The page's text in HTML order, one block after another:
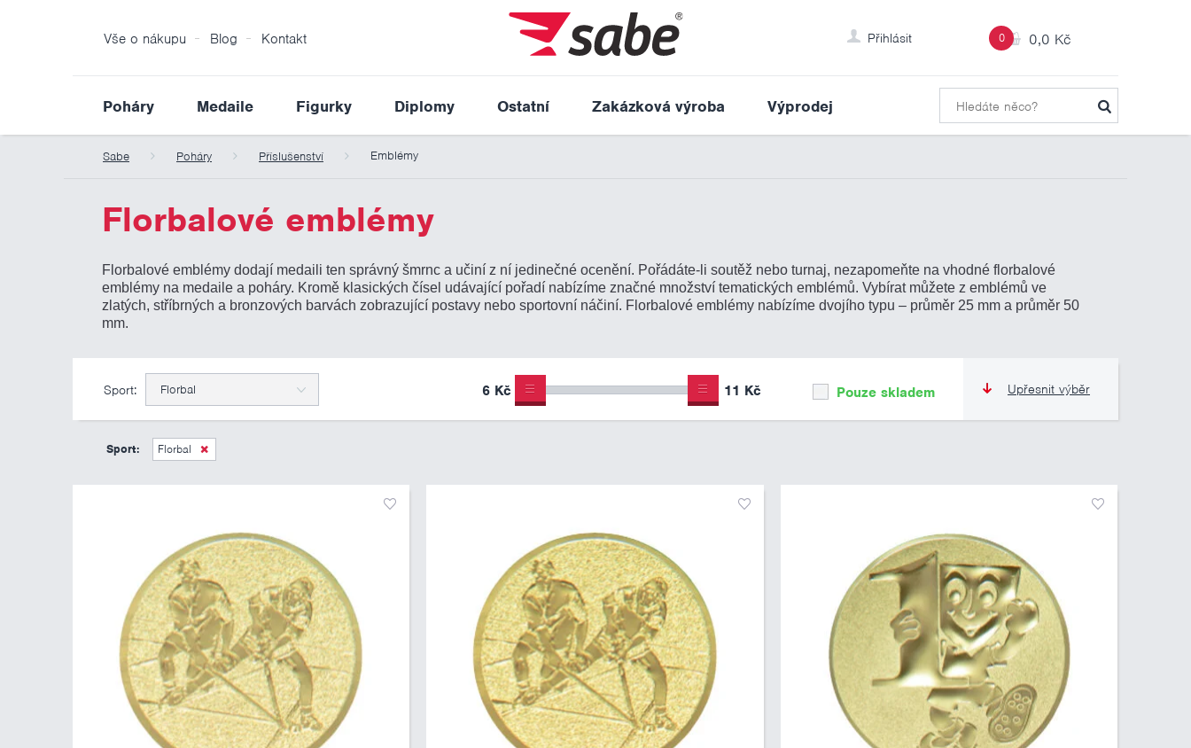
0 0,0 Kč
Přihlásit
Vše o nákupu Blog Kontakt
Poháry Medaile Figurky Diplomy Ostatní Zakázková výroba Výprodej
Sabe Poháry Příslušenství Emblémy
Florbalové emblémy
Florbalové emblémy dodají medaili ten správný šmrnc a učiní z ní jedinečné ocenění. Pořádáte-li soutěž nebo turnaj, nezapomeňte na vhodné florbalové
emblémy na medaile a poháry. Kromě klasických čísel udávající pořadí nabízíme značné množství tematických emblémů. Vybírat můžete z emblémů ve
zlatých, stříbrných a bronzových barvách zobrazující postavy nebo sportovní náčiní. Florbalové emblémy nabízíme dvojího typu – průměr 25 mm a průměr 50
mm.
Upřesnit výběr
Sport: Florbal Pouze skladem
6 Kč 11 Kč
Sport: Florbal